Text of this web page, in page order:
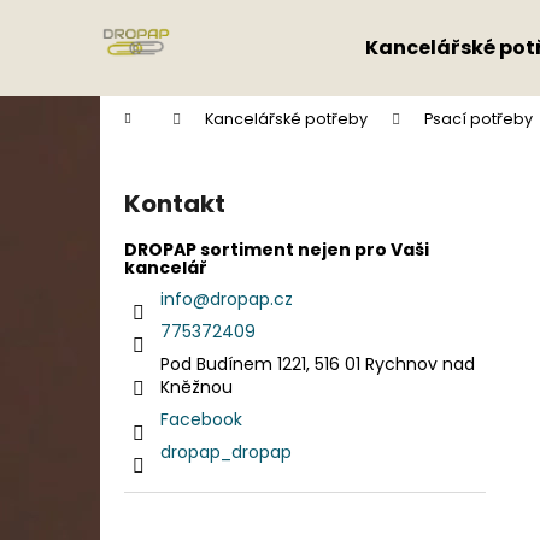
Kancelářské
Domů Kancelářské potřeby Psací potřeby
Kontakt
DROPAP sortiment nejen pro Vaši
kancelář
info@dropap.cz
775372409
Pod Budínem 1221, 516 01 Rychnov nad
Kněžnou
Facebook
dropap_dropap
í
Zpět
do
Zpět
do